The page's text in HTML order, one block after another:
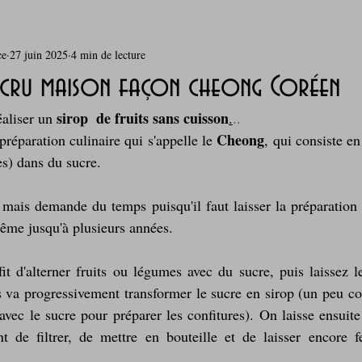
Breakfast c'est la rentrée !
Coquillages et crustacés Courges, cucurbitacées
Grillades, barbecues et plancha Healthy, léger, ou végétarien
maison façon cheong Coréen
27 juin 2025 4 min de lecture
un sirop  de fruits sans cuisson...
culinaire qui s'appelle le Cheong, qui consiste
dans du sucre.
demande du temps puisqu'il faut laisser la préparation
jusqu'à plusieurs années.
d'alterner fruits ou légumes avec du sucre, puis laissez
progressivement transformer le sucre en sirop (un peu
le sucre pour préparer les confitures). On laisse
de filtrer, de mettre en bouteille et de laisser encore